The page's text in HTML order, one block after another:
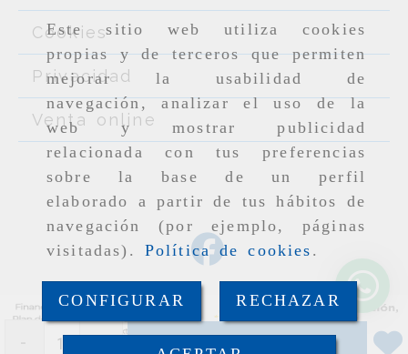
Este sitio web utiliza cookies
propias y de terceros que permiten
mejorar la usabilidad de
navegación, analizar el uso de la
web y mostrar publicidad
relacionada con tus preferencias
sobre la base de un perfil
elaborado a partir de tus hábitos de
navegación (por ejemplo, páginas
visitadas). Política de cookies .
CONFIGURAR RECHAZAR
+ Añadir
Cookies
Privacidad
Venta online